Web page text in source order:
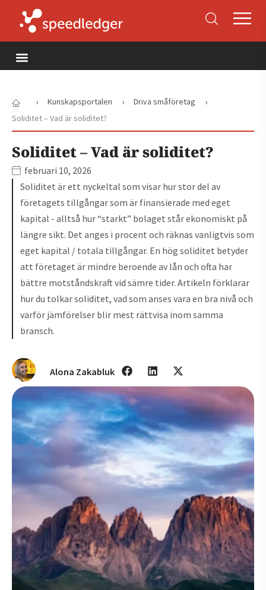
› Kunskapsportalen › Driva småföretag ›
Soliditet – Vad är soliditet?
Soliditet – Vad är soliditet?
februari 10, 2026
Soliditet är ett nyckeltal som visar hur stor del av
företagets tillgångar som är finansierade med eget
kapital - alltså hur “starkt” bolaget står ekonomiskt på
längre sikt. Det anges i procent och räknas vanligtvis som
eget kapital / totala tillgångar. En hög soliditet betyder
att företaget är mindre beroende av lån och ofta har
bättre motståndskraft vid sämre tider. Artikeln förklarar
hur du tolkar soliditet, vad som anses vara en bra nivå och
varför jämförelser blir mest rättvisa inom samma
bransch.
Alona Zakabluk